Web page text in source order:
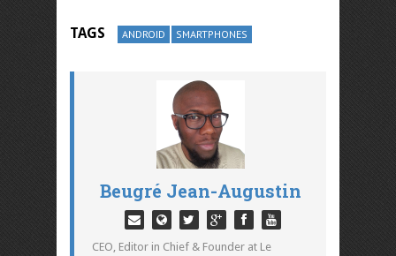
TAGS ANDROID SMARTPHONES
Beugré Jean-Augustin
CEO, Editor in Chief & Founder at Le